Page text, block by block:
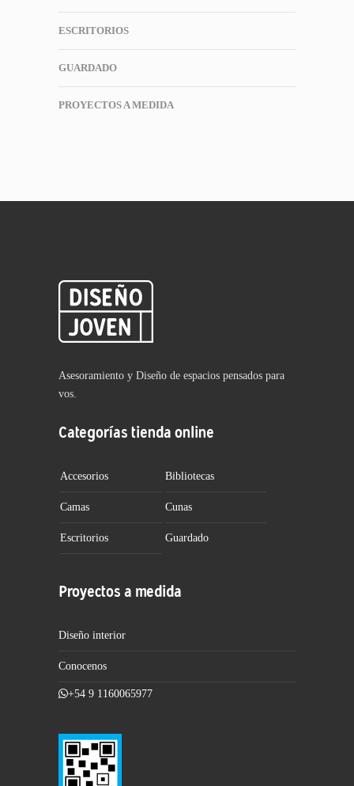
ESCRITORIOS
GUARDADO
PROYECTOS A MEDIDA
Asesoramiento y Diseño de espacios pensados para
vos.
Categorías tienda online
Accesorios Bibliotecas
Camas Cunas
Escritorios Guardado
Proyectos a medida
Diseño interior
Conocenos
+54 9 1160065977